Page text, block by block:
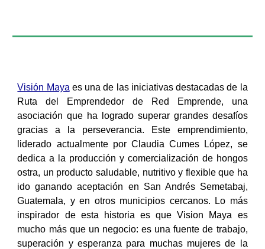
Visión Maya es una de las iniciativas destacadas de la
Ruta del Emprendedor de Red Emprende, una
asociación que ha logrado superar grandes desafíos
gracias a la perseverancia. Este emprendimiento,
liderado actualmente por Claudia Cumes López, se
dedica a la producción y comercialización de hongos
ostra, un producto saludable, nutritivo y flexible que ha
ido ganando aceptación en San Andrés Semetabaj,
Guatemala, y en otros municipios cercanos. Lo más
inspirador de esta historia es que Vision Maya es
mucho más que un negocio: es una fuente de trabajo,
superación y esperanza para muchas mujeres de la